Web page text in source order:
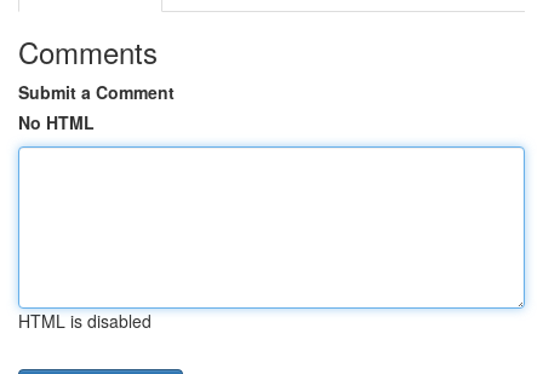
Comments
Submit a Comment
No HTML
HTML is disabled